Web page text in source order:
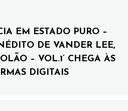
EM ESTADO PURO –
DE VANDER LEE,
– VOL.1’ CHEGA ÀS
DIGITAIS